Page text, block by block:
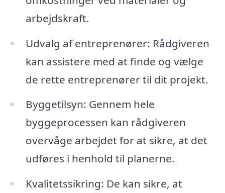
arbejdskraft.
Udvalg af entreprenører: Rådgiveren
kan assistere med at finde og vælge
de rette entreprenører til dit projekt.
Byggetilsyn: Gennem hele
byggeprocessen kan rådgiveren
overvåge arbejdet for at sikre, at det
udføres i henhold til planerne.
Kvalitetssikring: De kan sikre, at